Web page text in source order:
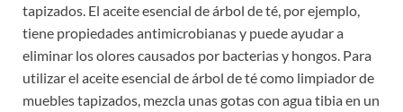
tapizados. El aceite esencial de árbol de té, por ejemplo,
tiene propiedades antimicrobianas y puede ayudar a
eliminar los olores causados por bacterias y hongos. Para
utilizar el aceite esencial de árbol de té como limpiador de
muebles tapizados, mezcla unas gotas con agua tibia en un